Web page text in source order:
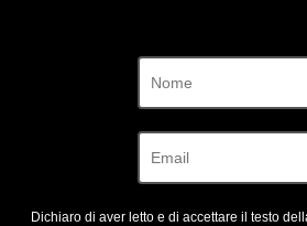
Dichiaro di aver letto e di accettare il testo